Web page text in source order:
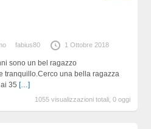
fabius80 1 Ottobre 2018
sono un bel ragazzo
tranquillo.Cerco una bella ragazza
35 […]
1055 visualizzazioni totali, 0 oggi